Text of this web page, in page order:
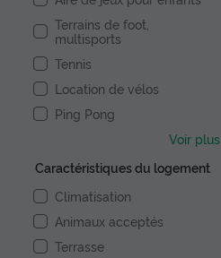
Terrains de foot,
multisports
Tennis
Location de vélos
Ping Pong
Voir plus
Caractéristiques du logement
Climatisation
Animaux acceptés
Terrasse